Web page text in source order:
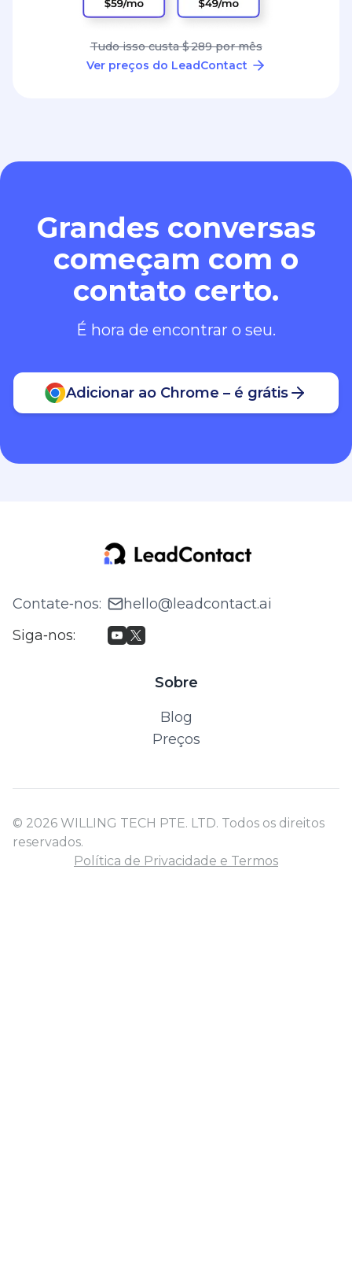
Tudo isso custa $ 289 por mês
Ver preços do LeadContact
Grandes conversas
começam com o
contato certo.
É hora de encontrar o seu.
Adicionar ao Chrome – é grátis
Contate‑nos:
hello@leadcontact.ai
Siga‑nos:
Sobre
Blog
Preços
© 2026 WILLING TECH PTE. LTD. Todos os direitos
reservados.
Política de Privacidade e Termos